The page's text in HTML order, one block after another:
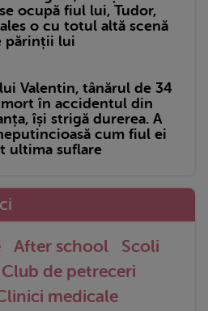
ocupă fiul lui, Tudor,
o cu totul altă scenă
părinții lui
Valentin, tânărul de 34
în accidentul din
își strigă durerea. A
cum fiul ei
ultima suflare
After school
Scoli
Club de petreceri
medicale